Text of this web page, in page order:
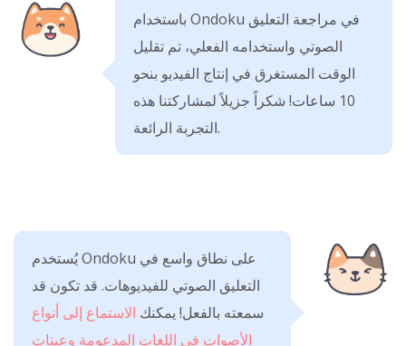
باستخدام Ondoku في مراجعة التعليق
الصوتي واستخدامه الفعلي، تم تقليل
الوقت المستغرق في إنتاج الفيديو بنحو
10 ساعات! شكراً جزيلاً لمشاركتنا هذه
التجربة الرائعة.
يُستخدم Ondoku على نطاق واسع في
التعليق الصوتي للفيديوهات. قد تكون قد
سمعته بالفعل! يمكنك الاستماع إلى أنواع
الأصوات في اللغات المدعومة وعينات